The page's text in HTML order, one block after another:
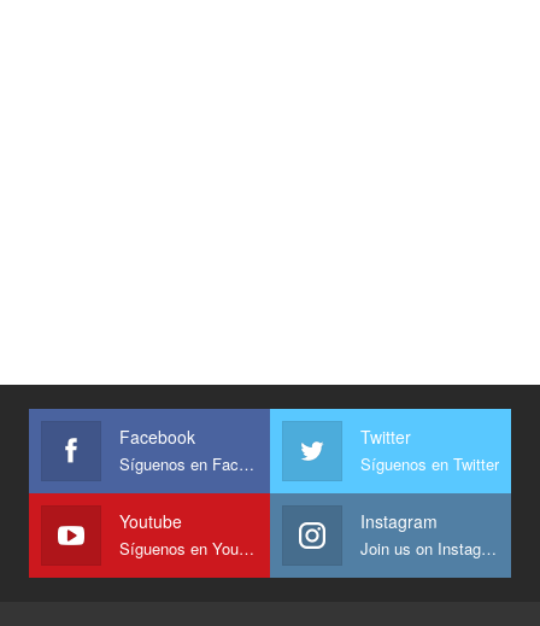
Facebook
Síguenos en Facebook
Twitter
Síguenos en Twitter
Youtube
Síguenos en Youtube
Instagram
Join us on Instagram